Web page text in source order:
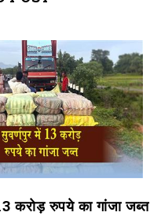
करोड़ रुपये का गांजा जब्त